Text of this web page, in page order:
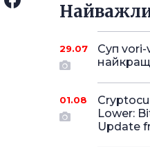
29.07
Суп vori-
01.08
Lower:
Update